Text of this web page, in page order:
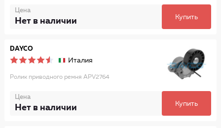
Цена
Нет в наличии Купить
DAYCO
Италия
Ролик приводного ремня APV2764
Цена
Нет в наличии Купить